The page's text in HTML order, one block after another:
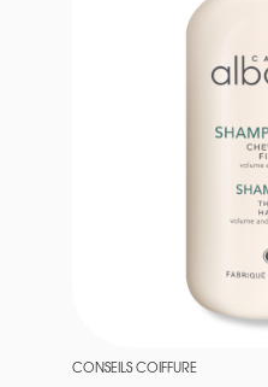
CONSEILS COIFFURE